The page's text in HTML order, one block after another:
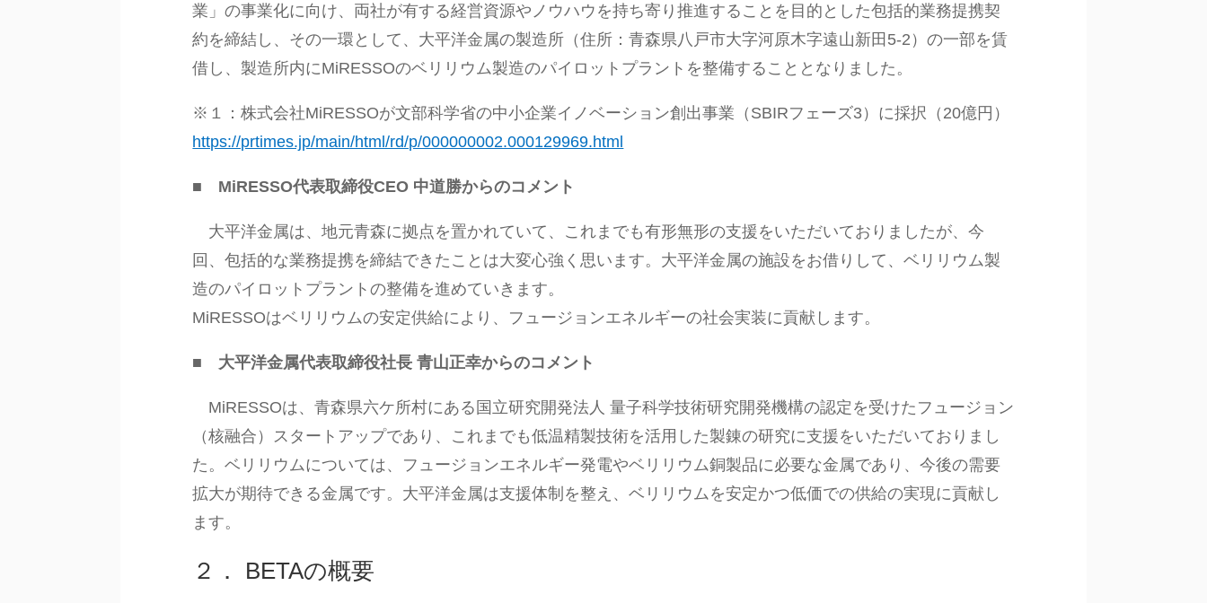
業」の事業化に向け、両社が有する経営資源やノウハウを持ち寄り推進することを目的とした包括的業務提携契
約を締結し、その一環として、大平洋金属の製造所（住所：青森県八戸市大字河原木字遠山新田5-2）の一部を賃
借し、製造所内にMiRESSOのベリリウム製造のパイロットプラントを整備することとなりました。
※１：株式会社MiRESSOが文部科学省の中小企業イノベーション創出事業（SBIRフェーズ3）に採択（20億円）
https://prtimes.jp/main/html/rd/p/000000002.000129969.html
■ MiRESSO代表取締役CEO 中道勝からのコメント
大平洋金属は、地元青森に拠点を置かれていて、これまでも有形無形の支援をいただいておりましたが、今
回、包括的な業務提携を締結できたことは大変心強く思います。大平洋金属の施設をお借りして、ベリリウム製
造のパイロットプラントの整備を進めていきます。
MiRESSOはベリリウムの安定供給により、フュージョンエネルギーの社会実装に貢献します。
■ 大平洋金属代表取締役社長 青山正幸からのコメント
MiRESSOは、青森県六ケ所村にある国立研究開発法人 量子科学技術研究開発機構の認定を受けたフュージョン
（核融合）スタートアップであり、これまでも低温精製技術を活用した製錬の研究に支援をいただいておりまし
た。ベリリウムについては、フュージョンエネルギー発電やベリリウム銅製品に必要な金属であり、今後の需要
拡大が期待できる金属です。大平洋金属は支援体制を整え、ベリリウムを安定かつ低価での供給の実現に貢献し
ます。
２． BETAの概要